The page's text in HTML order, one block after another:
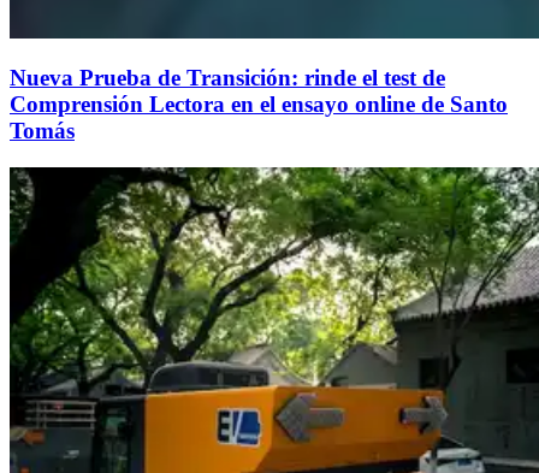
Nueva Prueba de Transición: rinde el test de
Comprensión Lectora en el ensayo online de Santo
Tomás